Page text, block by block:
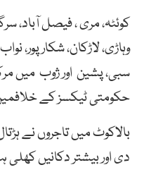
کوئٹہ، مری ، فیصل آباد،
وہاڑی، لاڑکان، شکارپور،
سبی، پشین اور ژوب میں
حکومتی ٹیکسز کے
بالاکوٹ میں تاجروں نے
دی اور بیشتر دکانیں کھلی